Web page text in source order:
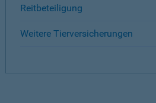
Reitbeteiligung
Weitere Tierversicherungen